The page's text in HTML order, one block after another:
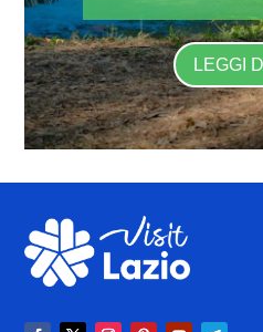
LEGGI